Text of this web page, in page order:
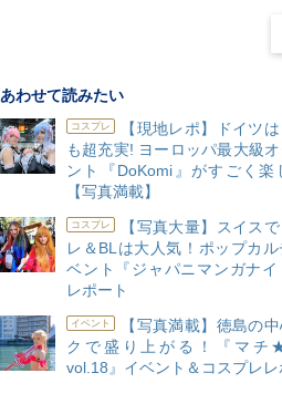
あわせて読みたい
コスプレ
【現地レポ】ドイツ
も超充実! ヨーロッパ最大級
ント『DoKomi』がすごく楽
【写真満載】
コスプレ
【写真大量】スイス
レ＆BLは大人気！ポップカ
ベント『ジャパニマンガナイ
レポート
イベント
【写真満載】徳島の
クで盛り上がる！『マチ
vol.18』イベント＆コスプレ